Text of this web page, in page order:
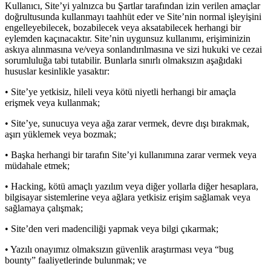
Kullanıcı, Site’yi yalnızca bu Şartlar tarafından izin verilen amaçlar
doğrultusunda kullanmayı taahhüt eder ve Site’nin normal işleyişini
engelleyebilecek, bozabilecek veya aksatabilecek herhangi bir
eylemden kaçınacaktır. Site’nin uygunsuz kullanımı, erişiminizin
askıya alınmasına ve/veya sonlandırılmasına ve sizi hukuki ve cezai
sorumluluğa tabi tutabilir. Bunlarla sınırlı olmaksızın aşağıdaki
hususlar kesinlikle yasaktır:
• Site’ye yetkisiz, hileli veya kötü niyetli herhangi bir amaçla
erişmek veya kullanmak;
• Site’ye, sunucuya veya ağa zarar vermek, devre dışı bırakmak,
aşırı yüklemek veya bozmak;
• Başka herhangi bir tarafın Site’yi kullanımına zarar vermek veya
müdahale etmek;
• Hacking, kötü amaçlı yazılım veya diğer yollarla diğer hesaplara,
bilgisayar sistemlerine veya ağlara yetkisiz erişim sağlamak veya
sağlamaya çalışmak;
• Site’den veri madenciliği yapmak veya bilgi çıkarmak;
• Yazılı onayımız olmaksızın güvenlik araştırması veya “bug
bounty” faaliyetlerinde bulunmak; ve